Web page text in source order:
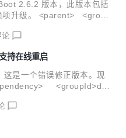
2.6.2 版本，此版本包括
项升级。 <parent> <group
<version>2.6.2</versio
配置属性绑定期间使用的
论
持在线重启
是一个错误修正版本。现
<groupId>de.
version> </de
admi...